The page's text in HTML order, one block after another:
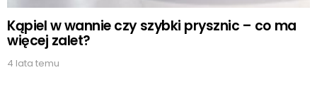
Kąpiel w wannie czy szybki prysznic – co ma
więcej zalet?
4 lata temu